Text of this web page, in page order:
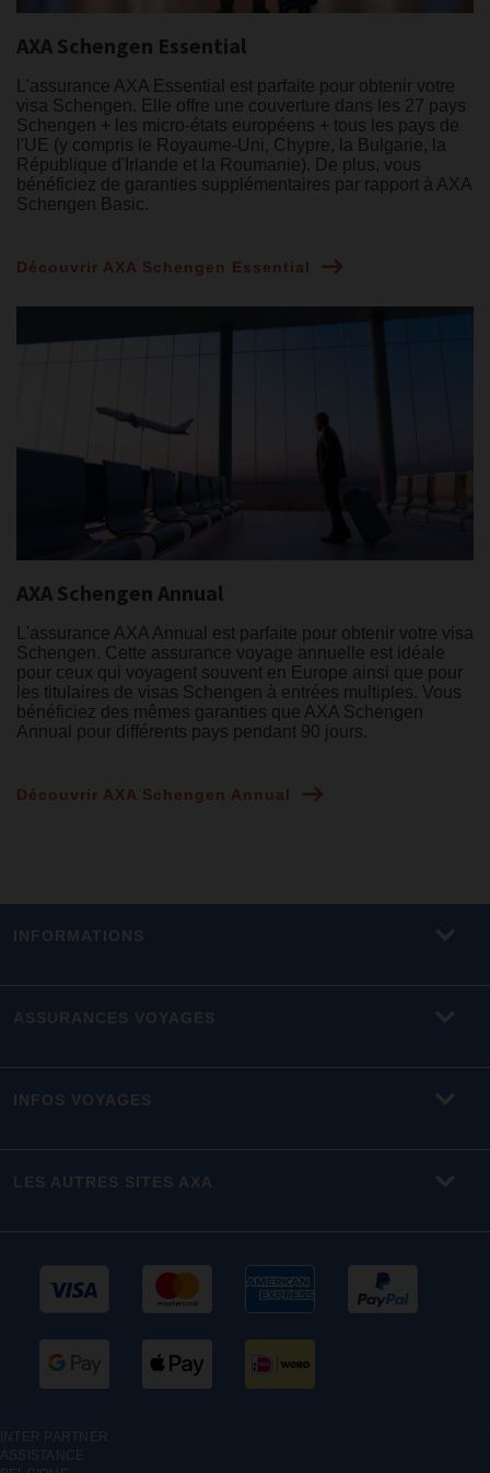
AXA Schengen Essential
L'assurance AXA Essential est parfaite pour obtenir votre
visa Schengen. Elle offre une couverture dans les 27 pays
Schengen + les micro-états européens + tous les pays de
l'UE (y compris le Royaume-Uni, Chypre, la Bulgarie, la
République d'Irlande et la Roumanie). De plus, vous
bénéficiez de garanties supplémentaires par rapport à AXA
Schengen Basic.
Découvrir AXA Schengen Essential
AXA Schengen Annual
L'assurance AXA Annual est parfaite pour obtenir votre visa
Schengen. Cette assurance voyage annuelle est idéale
pour ceux qui voyagent souvent en Europe ainsi que pour
les titulaires de visas Schengen à entrées multiples. Vous
bénéficiez des mêmes garanties que AXA Schengen
Annual pour différents pays pendant 90 jours.
Découvrir AXA Schengen Annual
INFORMATIONS
ASSURANCES VOYAGES
INFOS VOYAGES
LES AUTRES SITES AXA
INTER PARTNER
ASSISTANCE